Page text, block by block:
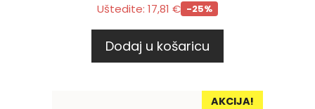
Uštedite: 17,81 € -25%
Dodaj u košaricu
AKCIJA!